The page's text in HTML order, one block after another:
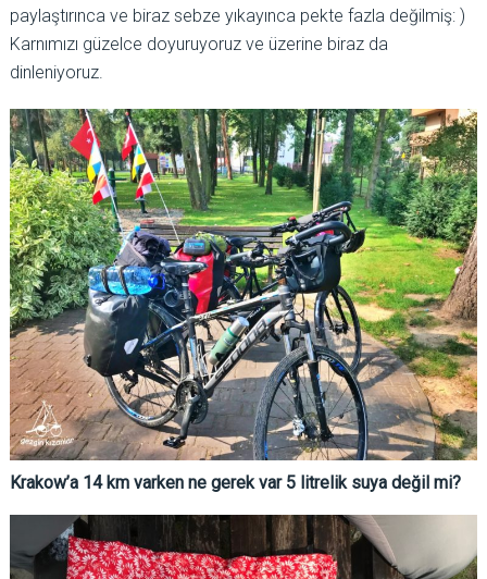
paylaştırınca ve biraz sebze yıkayınca pekte fazla değilmiş: )
Karnımızı güzelce doyuruyoruz ve üzerine biraz da
dinleniyoruz.
Krakow’a 14 km varken ne gerek var 5 litrelik suya değil mi?